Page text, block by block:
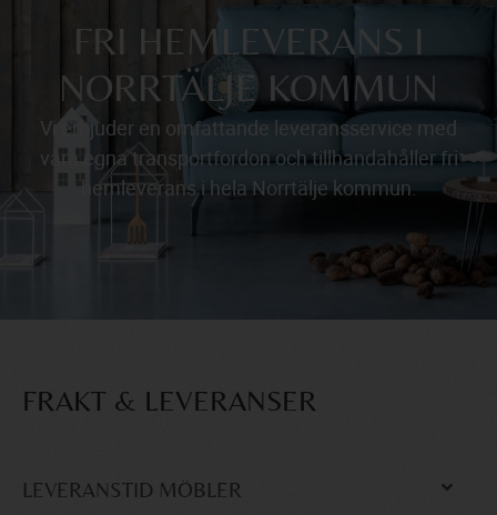
FRI HEMLEVERANS I
NORRTÄLJE KOMMUN
Vi erbjuder en omfattande leveransservice med
våra egna transportfordon och tillhandahåller fri
hemleverans i hela Norrtälje kommun.
FRAKT & LEVERANSER
LEVERANSTID MÖBLER